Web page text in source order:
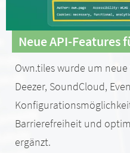
Neue API-Features
Own.tiles wurde um
Deezer, SoundCloud,
Barrierefreiheit und
ergänzt.